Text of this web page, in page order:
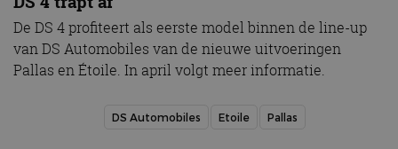
De DS 4 profiteert als eerste model binnen de line-up
van DS Automobiles van de nieuwe uitvoeringen
Pallas en Étoile. In april volgt meer informatie.
DS Automobiles Etoile Pallas